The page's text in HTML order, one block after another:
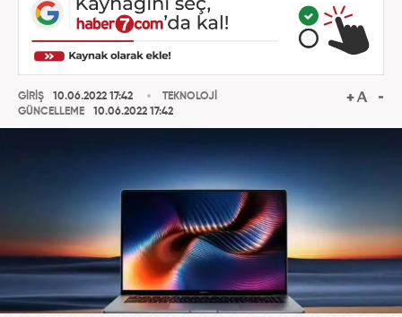
GİRİŞ
10.06.2022 17:42
GÜNCELLEME
10.06.2022 17:42
TEKNOLOJİ